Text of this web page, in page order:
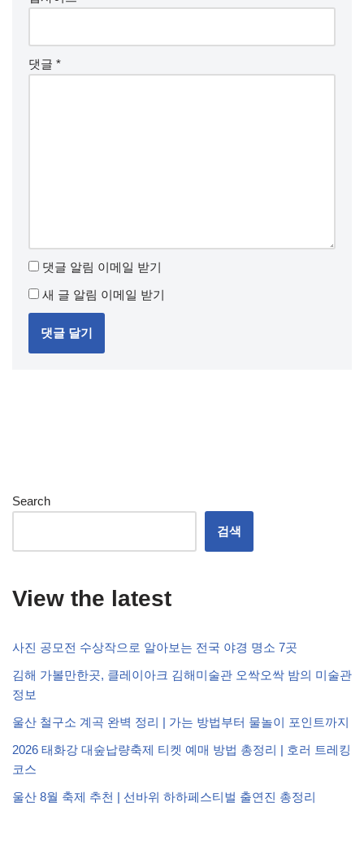
댓글 *
댓글 알림 이메일 받기
새 글 알림 이메일 받기
Search
검색
View the latest
사진 공모전 수상작으로 알아보는 전국 야경 명소 7곳
김해 가볼만한곳, 클레이아크 김해미술관 오싹오싹 밤의 미술관
정보
울산 철구소 계곡 완벽 정리 | 가는 방법부터 물놀이 포인트까지
2026 태화강 대숲납량축제 티켓 예매 방법 총정리 | 호러 트레킹
코스
울산 8월 축제 추천 | 선바위 하하페스티벌 출연진 총정리